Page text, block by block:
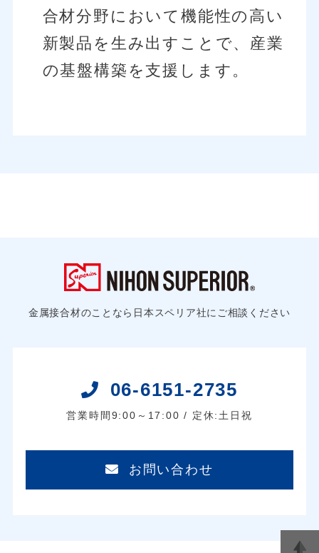
合材分野において機能性の高い
新製品を生み出す ことで、産業
の基盤構築を支援します。
金属接合材のことなら日本スペリア社にご相談ください
06-6151-2735
営業時間9:00～17:00 / 定休:土日祝
お問い合わせ